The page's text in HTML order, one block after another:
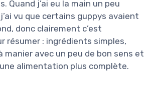
Quand j’ai eu la main un peu
vu que certains guppys avaient
donc clairement c’est
résumer : ingrédients simples,
manier avec un peu de bon sens et
alimentation plus complète.